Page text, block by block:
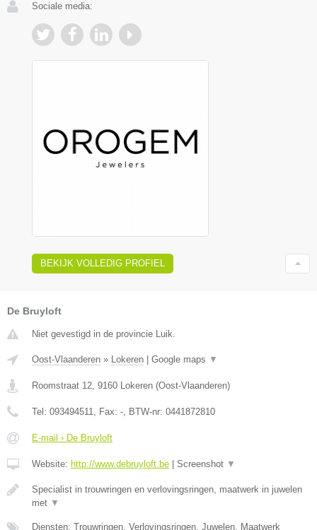
Sociale media:
BEKIJK VOLLEDIG PROFIEL
De Bruyloft
Niet gevestigd in de provincie Luik.
Oost-Vlaanderen » Lokeren Google maps ▼
Roomstraat 12, 9160 Lokeren (Oost-Vlaanderen)
Tel: 093494511, Fax: -, BTW-nr: 0441872810
E-mail › De Bruyloft
Website: http://www.debruyloft.be Screenshot ▼
Specialist in trouwringen en verlovingsringen, maatwerk in juwelen
met ▼
Diensten: Trouwringen, Verlovingsringen, Juwelen, Maatwerk